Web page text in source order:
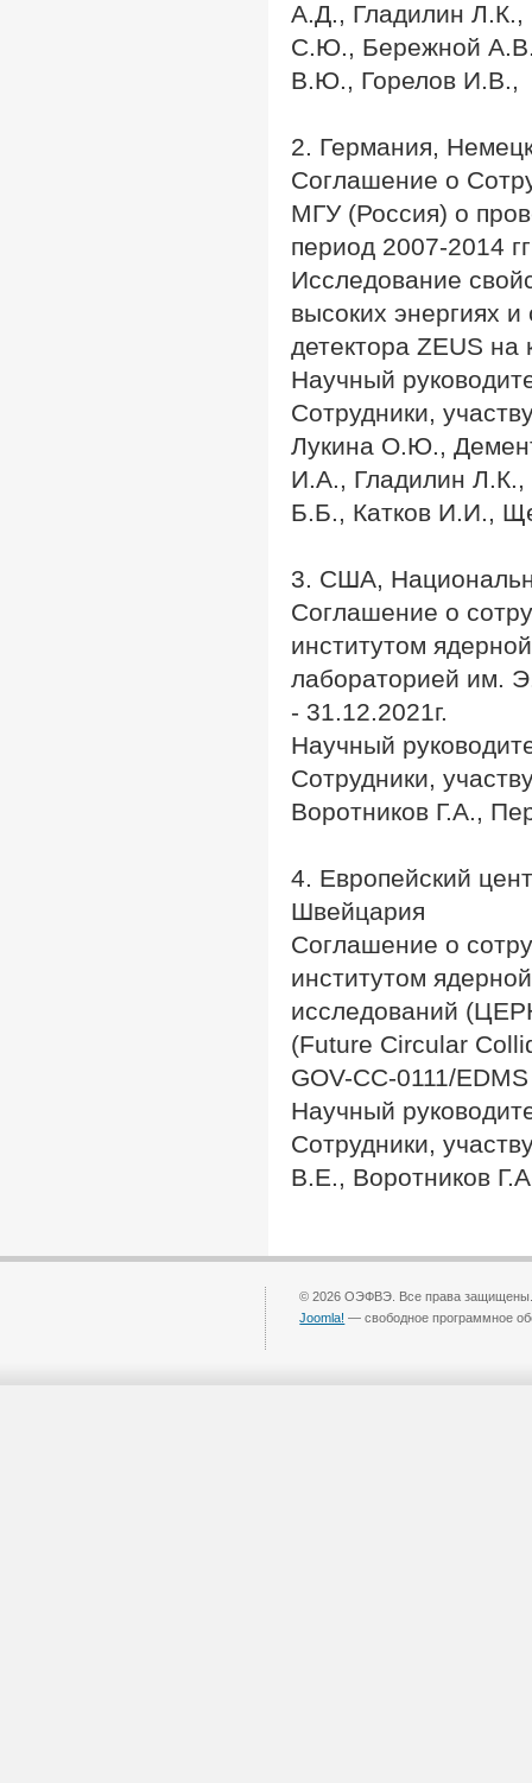
А.Д., Гладилин Л.К.,
С.Ю., Бережной
В.Ю., Горелов И.В.,
2. Германия,
Соглашение о
МГУ (Россия) о
период 2007-2014
Исследование
высоких энергиях
детектора ZEUS на
Научный
Сотрудники,
Лукина О.Ю.,
И.А., Гладилин
Б.Б., Катков И.И.,
3. США,
Соглашение о
институтом
лабораторией им.
- 31.12.2021г.
Научный
Сотрудники,
Воротников Г.А.,
4. Европейский
Швейцария
Соглашение о
институтом
исследований
(Future Circular
GOV-CC-0111/
Научный
Сотрудники,
В.Е., Воротников
© 2026 ОЭФВЭ. Все права
Joomla! — свободное программное